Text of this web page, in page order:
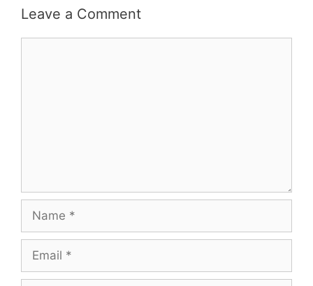
Leave a Comment